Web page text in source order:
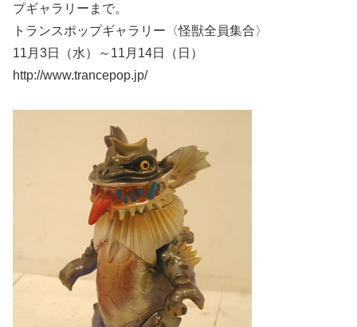
プギャラリーまで。
トランスポップギャラリー〈怪獣全員集合〉
11月3日（水）～11月14日（日）
http://www.trancepop.jp/